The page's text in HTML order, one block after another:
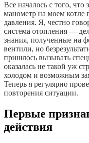
Все началось с того,
манометр на моем котле
давления. Я, честно
система отопления —
знания, полученные на
вентили, но
пришлось вызывать
оказалась не такой уж
холодом и возможным
Теперь я регулярно
повторения ситуации.
Первые
действия